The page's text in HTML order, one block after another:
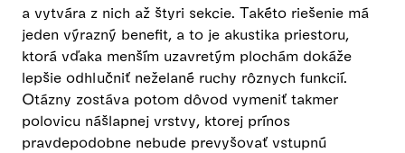
a vytvára z nich až štyri sekcie. Takéto riešenie má
jeden výrazný benefit, a to je akustika priestoru,
ktorá vďaka menším uzavretým plochám dokáže
lepšie odhlučniť neželané ruchy rôznych funkcií.
Otázny zostáva potom dôvod vymeniť takmer
polovicu nášlapnej vrstvy, ktorej prínos
pravdepodobne nebude prevyšovať vstupnú